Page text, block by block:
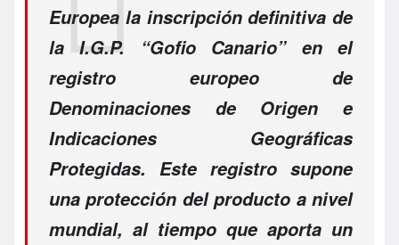
Europea la inscripción definitiva de
la I.G.P. “Gofio Canario” en el
registro europeo de
Denominaciones de Origen e
Indicaciones Geográficas
Protegidas. Este registro supone
una protección del producto a nivel
mundial, al tiempo que aporta un